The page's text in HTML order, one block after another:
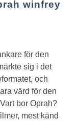
winfrey
för den
sig i det
och
värd för den
Vart bor Oprah?
mest känd